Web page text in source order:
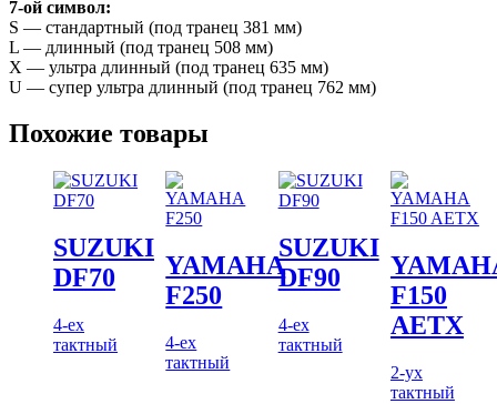
7-ой символ:
S — стандартный (под транец 381 мм)
L — длинный (под транец 508 мм)
X — ультра длинный (под транец 635 мм)
U — супер ультра длинный (под транец 762 мм)
Похожие товары
SUZUKI
DF70
4-ех
тактный
YAMAHA
F250
4-ех
тактный
SUZUKI
DF90
4-ех
тактный
F150
AETX
2-ух
тактный